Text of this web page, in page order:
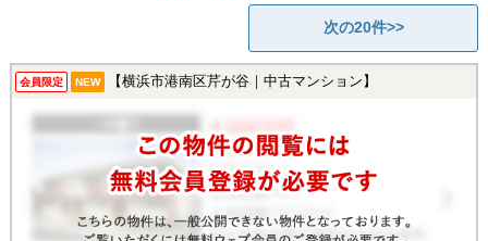
次の20件>>
会員限定 NEW 【横浜市港南区芹が谷｜中古マンション】